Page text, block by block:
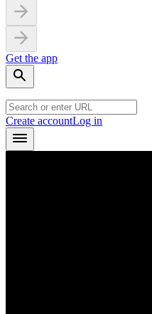
Get the app
Create accountLog in